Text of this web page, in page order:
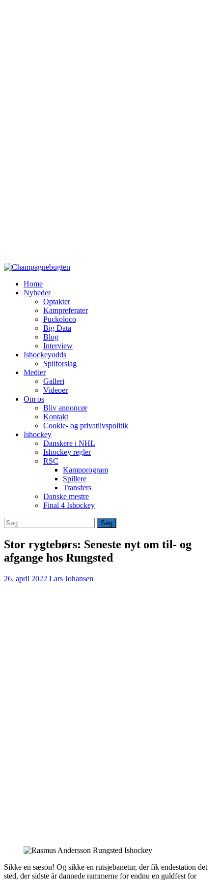
Home
Nyheder
Optakter
Kampreferater
Puckoloco
Big Data
Blog
Interview
Ishockeyodds
Spilforslag
Medier
Galleri
Videoer
Om os
Bliv annoncør
Kontakt
Cookie- og privatlivspolitik
Ishockey
Danskere i NHL
Ishockey regler
RSC
Kampprogram
Spillere
Transfers
Danske mestre
Final 4 Ishockey
Søg
efter:
Stor rygtebørs: Seneste nyt om til- og
afgange hos Rungsted
26. april 2022 Lars Johansen
Sikke en sæson! Og sikke en rutsjebanetur, der fik endestation det
sted, der sidste år dannede rammerne for endnu en guldfest for